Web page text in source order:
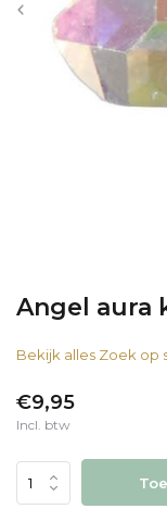
Angel aura
Bekijk alles Zoek op
€9,95
Incl. btw